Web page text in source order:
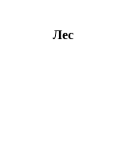
Лес